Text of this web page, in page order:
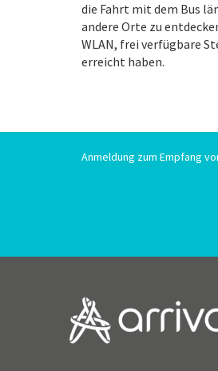
die Fahrt mit dem Bus
andere Orte zu
WLAN, frei verfügbare
erreicht haben.
Anmeldung zum Empfang